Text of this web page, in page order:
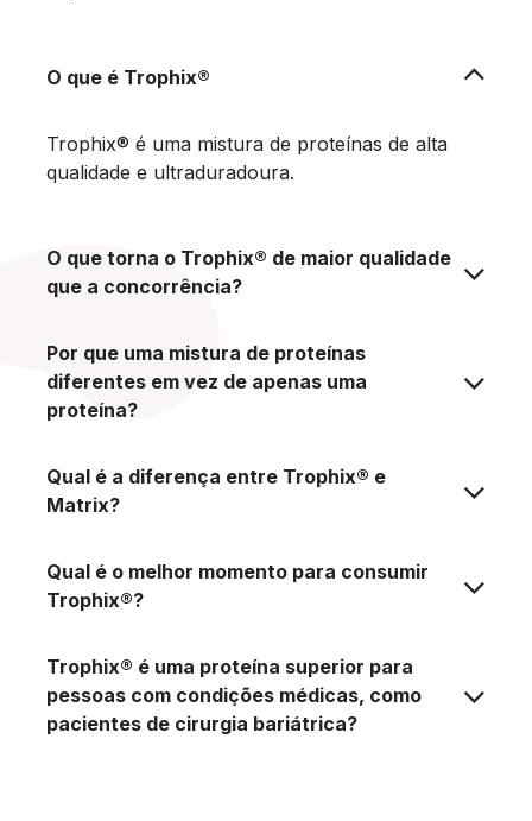
O que é Trophix®
Trophix® é uma mistura de proteínas de alta
qualidade e ultraduradoura.
O que torna o Trophix® de maior qualidade
que a concorrência?
Por que uma mistura de proteínas
diferentes em vez de apenas uma
proteína?
Qual é a diferença entre Trophix® e
Matrix?
Qual é o melhor momento para consumir
Trophix®?
Trophix® é uma proteína superior para
pessoas com condições médicas, como
pacientes de cirurgia bariátrica?